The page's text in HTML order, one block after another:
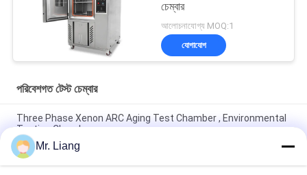
চেম্বার
আলোচনাযোগ্য MOQ:1
যোগাযোগ
পরিবেশগত টেস্ট চেম্বার
Three Phase Xenon ARC Aging Test Chamber , Environmental
Testing Chamber
CE সার্টিফিকেটেড তাপমাত্রা তাপীয় শক এনভায়রনমেন্টাল টেস্ট চেম্বার AC380V
50/60Hz
Mr. Liang